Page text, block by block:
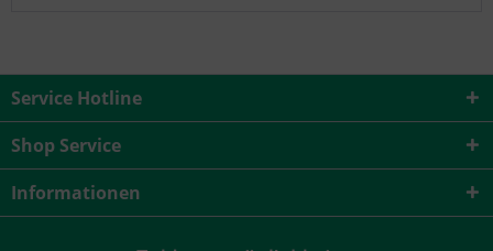
Service Hotline
Shop Service
Informationen